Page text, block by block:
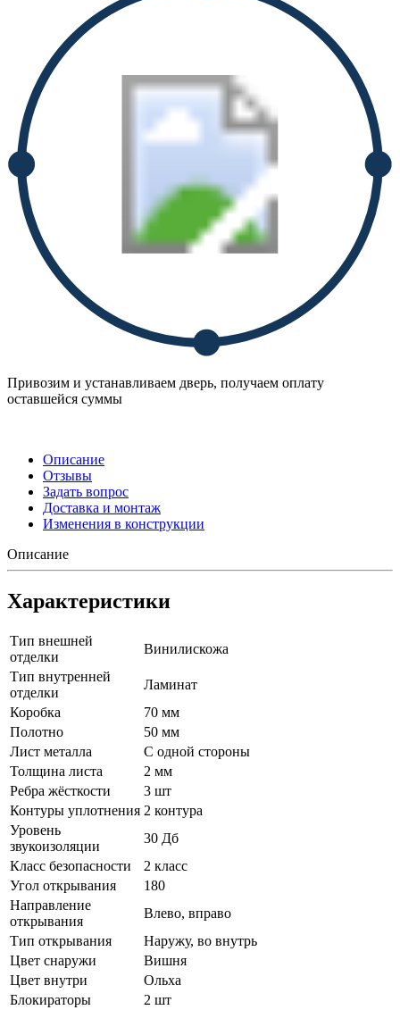
Привозим и устанавливаем дверь, получаем оплату
оставшейся суммы
Описание
Отзывы
Задать вопрос
Доставка и монтаж
Изменения в конструкции
Описание
Характеристики
Тип внешней
отделки
Винилискожа
Тип внутренней
отделки
Ламинат
Коробка
70 мм
Полотно
50 мм
Лист металла
С одной стороны
Толщина листа
2 мм
Ребра жёсткости
3 шт
Контуры уплотнения 2 контура
Уровень
звукоизоляции
30 Дб
Класс безопасности
2 класс
Угол открывания
180
Направление
открывания
Влево, вправо
Тип открывания
Наружу, во внутрь
Цвет снаружи
Вишня
Цвет внутри
Ольха
Блокираторы
2 шт